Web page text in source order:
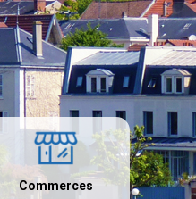
Commerces